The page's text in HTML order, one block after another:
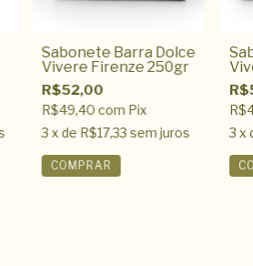
Sabonete Barra Dolce
Vivere Firenze 250gr
R$52,00
R$49,40 com Pix
3 x de R$17,33 sem juros
3 x